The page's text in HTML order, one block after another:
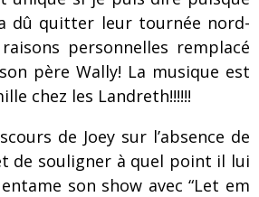
dû quitter leur tournée nord-
personnelles remplacé
père Wally! La musique est
chez les Landreth!!!!!!
de Joey sur l’absence de
de souligner à quel point il lui
son show avec “Let em